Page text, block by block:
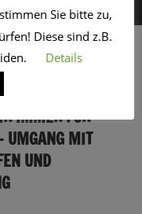
DAS
IMMER FÜR
UMGANG MIT
UND
Sie bitte zu,
Diese sind z.B.
Details